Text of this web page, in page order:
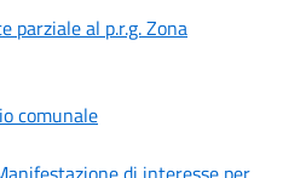
parziale al p.r.g. Zona
comunale